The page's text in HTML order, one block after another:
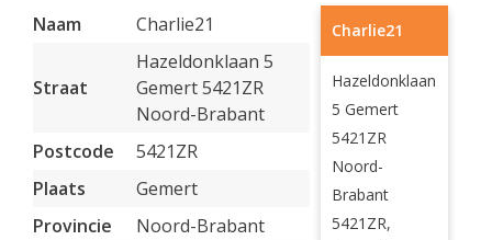
Naam Charlie21
Straat
Hazeldonklaan 5
Gemert 5421ZR
Noord-Brabant
Postcode
5421ZR
Plaats
Gemert
Provincie
Noord-Brabant
Charlie21
Hazeldonklaan
5 Gemert
5421ZR
Noord-
Brabant
5421ZR,